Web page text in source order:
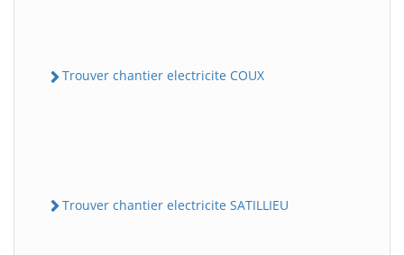
Trouver chantier electricite COUX
Trouver chantier electricite SATILLIEU